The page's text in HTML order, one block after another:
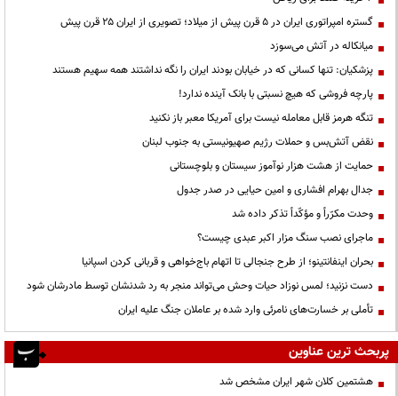
گستره امپراتوری ایران در ۵ قرن پیش از میلاد؛ تصویری از ایران ۲۵ قرن پیش
میانکاله در آتش می‌سوزد
پزشکیان: تنها کسانی که در خیابان بودند ایران را نگه نداشتند همه سهیم هستند
پارچه فروشی که هیچ نسبتی با بانک آینده ندارد!
تنگه هرمز قابل معامله نیست برای آمریکا معبر باز نکنید
نقض آتش‌بس و حملات رژیم صهیونیستی به جنوب لبنان
حمایت از هشت هزار نوآموز سیستان و بلوچستانی
جدال بهرام افشاری و امین حیایی در صدر جدول
وحدت مکرّراً و مؤکّداً تذکر داده شد
ماجرای نصب سنگ مزار اکبر عبدی چیست؟
بحران اینفانتینو؛ از طرح جنجالی تا اتهام باج‌خواهی و قربانی کردن اسپانیا
دست نزنید؛ لمس نوزاد حیات وحش می‌تواند منجر به رد شدنشان توسط مادرشان شود
تأملی بر خسارت‌های نامرئی وارد شده بر عاملان جنگ علیه ایران
پربحث ترین عناوین
هشتمین کلان شهر ایران مشخص شد